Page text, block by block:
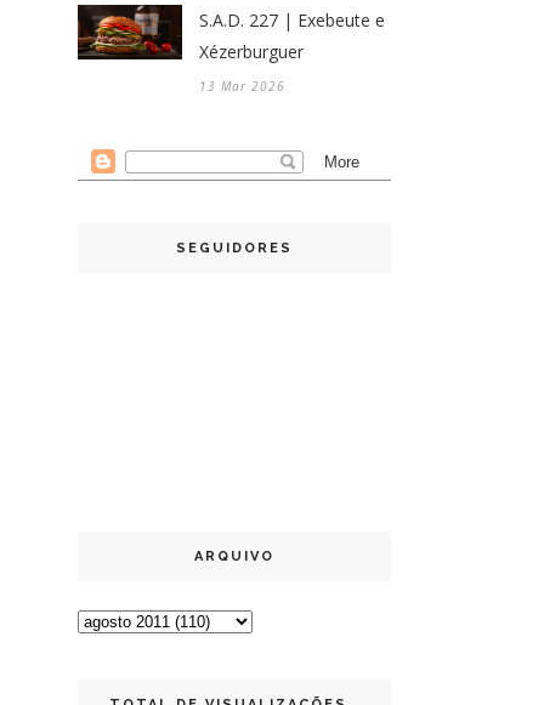
S.A.D. 227 | Exebeute e
Xézerburguer
13 Mar 2026
SEGUIDORES
ARQUIVO